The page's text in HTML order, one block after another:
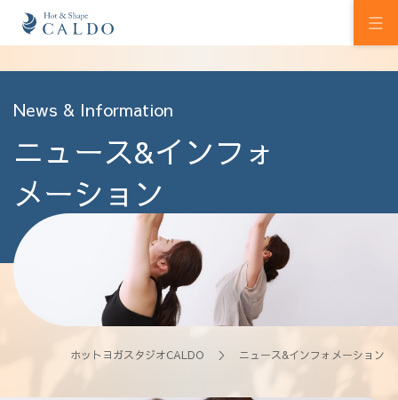
初めての方へ
ホットヨガの効果
カルドの想い
スタジオを探す
料金
News & Information
ニュース&インフォ
メーション
ホットヨガスタジオCALDO ＞ ニュース&インフォメーション